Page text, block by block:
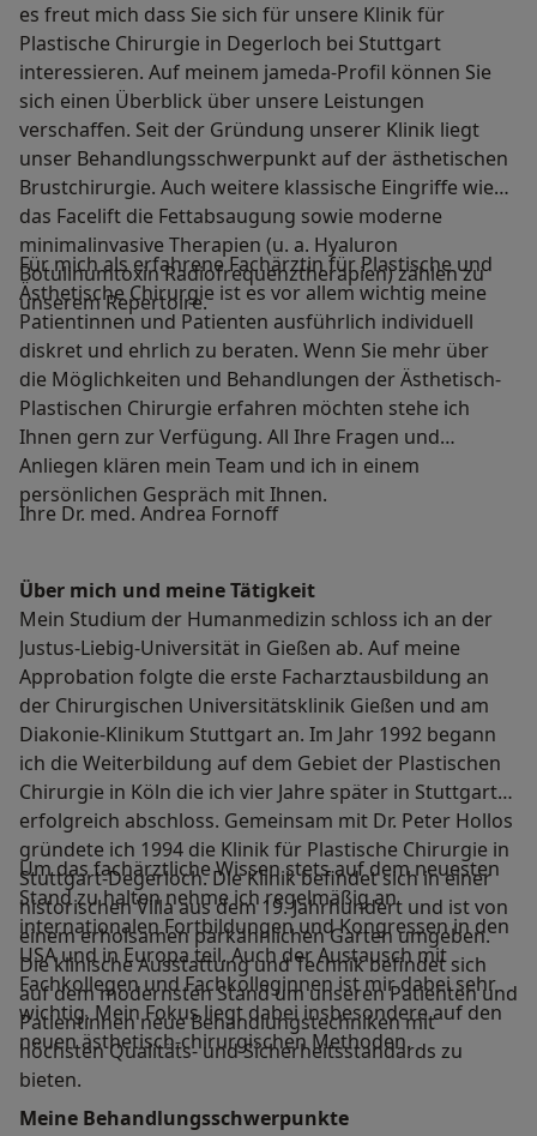
es freut mich dass Sie sich für unsere Klinik für
Plastische Chirurgie in Degerloch bei Stuttgart
interessieren. Auf meinem jameda-Profil können Sie
sich einen Überblick über unsere Leistungen
verschaffen. Seit der Gründung unserer Klinik liegt
unser Behandlungsschwerpunkt auf der ästhetischen
Brustchirurgie. Auch weitere klassische Eingriffe wie
das Facelift die Fettabsaugung sowie moderne
minimalinvasive Therapien (u. a. Hyaluron
Botulinumtoxin Radiofrequenztherapien) zählen zu
unserem Repertoire.
Für mich als erfahrene Fachärztin für Plastische und
Ästhetische Chirurgie ist es vor allem wichtig meine
Patientinnen und Patienten ausführlich individuell
diskret und ehrlich zu beraten. Wenn Sie mehr über
die Möglichkeiten und Behandlungen der Ästhetisch-
Plastischen Chirurgie erfahren möchten stehe ich
Ihnen gern zur Verfügung. All Ihre Fragen und
Anliegen klären mein Team und ich in einem
persönlichen Gespräch mit Ihnen.
Ihre Dr. med. Andrea Fornoff
Über mich und meine Tätigkeit
Mein Studium der Humanmedizin schloss ich an der
Justus-Liebig-Universität in Gießen ab. Auf meine
Approbation folgte die erste Facharztausbildung an
der Chirurgischen Universitätsklinik Gießen und am
Diakonie-Klinikum Stuttgart an. Im Jahr 1992 begann
ich die Weiterbildung auf dem Gebiet der Plastischen
Chirurgie in Köln die ich vier Jahre später in Stuttgart
erfolgreich abschloss. Gemeinsam mit Dr. Peter Hollos
gründete ich 1994 die Klinik für Plastische Chirurgie in
Stuttgart-Degerloch. Die Klinik befindet sich in einer
historischen Villa aus dem 19. Jahrhundert und ist von
einem erholsamen parkähnlichen Garten umgeben.
Die klinische Ausstattung und Technik befindet sich
auf dem modernsten Stand um unseren Patienten und
Patientinnen neue Behandlungstechniken mit
höchsten Qualitäts- und Sicherheitsstandards zu
bieten.
Um das fachärztliche Wissen stets auf dem neuesten
Stand zu halten nehme ich regelmäßig an
internationalen Fortbildungen und Kongressen in den
USA und in Europa teil. Auch der Austausch mit
Fachkollegen und Fachkolleginnen ist mir dabei sehr
wichtig. Mein Fokus liegt dabei insbesondere auf den
neuen ästhetisch-chirurgischen Methoden.
Meine Behandlungs­schwerpunkte